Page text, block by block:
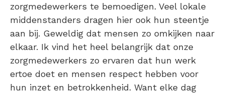
zorgmedewerkers te bemoedigen. Veel lokale
middenstanders dragen hier ook hun steentje
aan bij. Geweldig dat mensen zo omkijken naar
elkaar. Ik vind het heel belangrijk dat onze
zorgmedewerkers zo ervaren dat hun werk
ertoe doet en mensen respect hebben voor
hun inzet en betrokkenheid. Want elke dag